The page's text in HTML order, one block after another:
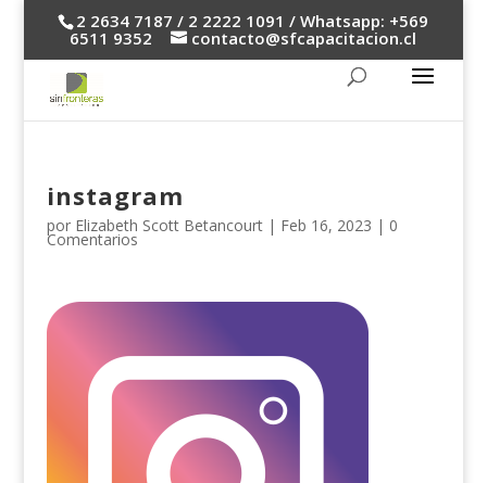
2 2634 7187 / 2 2222 1091 / Whatsapp: +569
6511 9352
contacto@sfcapacitacion.cl
instagram
por Elizabeth Scott Betancourt| Feb 16, 2023 | 0
Comentarios